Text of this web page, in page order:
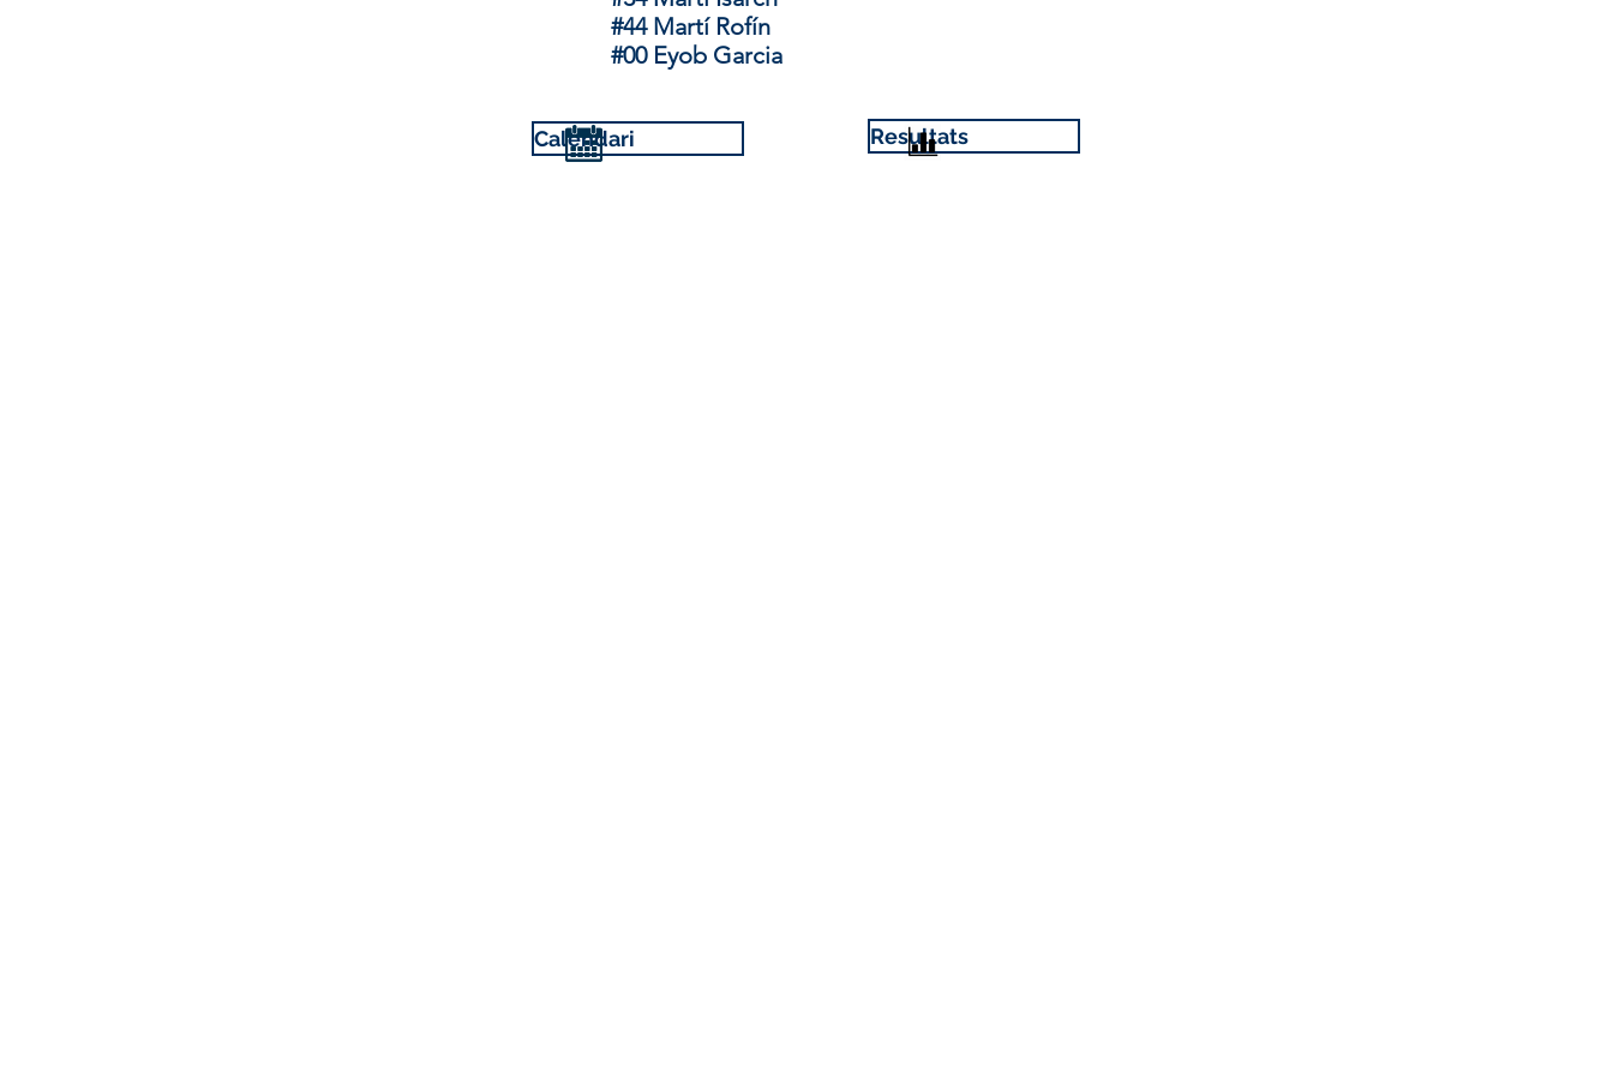
#44 Martí Rofín
#00Eyob Garcia
Calendari Resultats